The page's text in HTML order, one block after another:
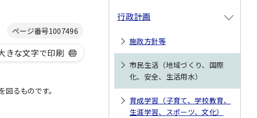
ページ番号1007496
きな文字で印刷
るものです。
行政計画
施政方針等
市民生活（地域づくり、国際
化、安全、生活用水）
育成学習（子育て、学校教育、
生涯学習、スポーツ、文化）